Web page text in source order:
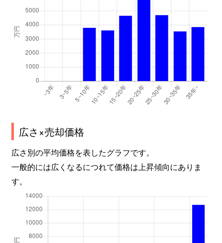
広さ×売却価格
広さ別の平均価格を表したグラフです。
一般的には広くなるにつれて価格は上昇傾向にありま
す。